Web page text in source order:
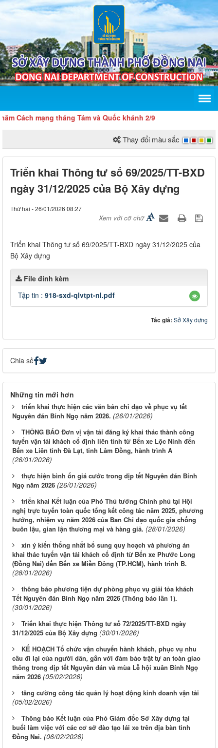
mạng tháng Tám và Quốc khánh 2/9
Thay đổi màu sắc
Triển khai Thông tư số 69/2025/TT-BXD
ngày 31/12/2025 của Bộ Xây dựng
Thứ hai - 26/01/2026 08:27
Xem với cỡ chữ
Triển khai Thông tư số 69/2025/TT-BXD ngày 31/12/2025 của
Bộ Xây dựng
File đính kèm
Tập tin : 918-sxd-qlvtpt-nl.pdf
Tác giả: Sở Xây dựng
Chia sẻ
Những tin mới hơn
triển khai thực hiện các văn bản chỉ đạo về phục vụ tết
Nguyên đán Bính Ngọ năm 2026. (26/01/2026)
THÔNG BÁO Đơn vị vận tải đăng ký khai thác thành công
tuyến vận tải khách cố định liên tỉnh từ Bến xe Lộc Ninh đến
Bến xe Liên tỉnh Đà Lạt, tỉnh Lâm Đồng, hành trình A
(26/01/2026)
thực hiện bình ổn giá cước trong dịp tết Nguyên đán Bính
Ngọ năm 2026 (26/01/2026)
triển khai Kết luận của Phó Thủ tướng Chính phủ tại Hội
nghị trực tuyến toàn quốc tổng kết công tác năm 2025, phương
hướng, nhiệm vụ năm 2026 của Ban Chỉ đạo quốc gia chống
buôn lậu, gian lận thương mại và hàng giả. (28/01/2026)
xin ý kiến thống nhất bổ sung quy hoạch và phương án
khai thác tuyến vận tải khách cố định từ Bến xe Phước Long
(Đồng Nai) đến Bến xe Miền Đông (TP.HCM), hành trình B.
(28/01/2026)
thông báo phương tiện dự phòng phục vụ giải tỏa khách
Tết Nguyên đán Bính Ngọ năm 2026 (Thông báo lần 1).
(30/01/2026)
Triển khai thực hiện Thông tư số 72/2025/TT-BXD ngày
31/12/2025 của Bộ Xây dựng (30/01/2026)
KẾ HOẠCH Tổ chức vận chuyển hành khách, phục vụ nhu
cầu đi lại của người dân, gắn với đảm bảo trật tự an toàn giao
thông trong dịp tết Nguyên đán và mùa Lễ hội xuân Bính Ngọ
năm 2026 (05/02/2026)
tăng cường công tác quản lý hoạt động kinh doanh vận tải
(05/02/2026)
Thông báo Kết luận của Phó Giám đốc Sở Xây dựng tại
buổi làm việc với các cơ sở đào tạo lái xe trên địa bàn tỉnh
Đồng Nai. (06/02/2026)